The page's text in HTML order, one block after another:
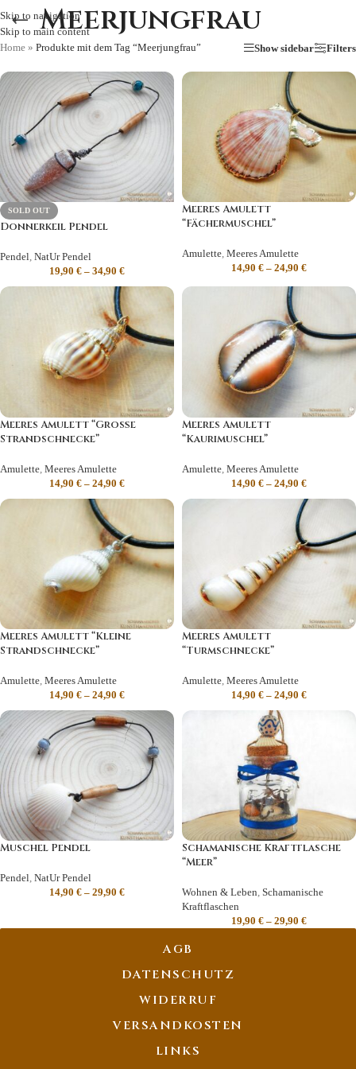
Skip to navigation
Skip to main content
Meerjungfrau
Home » Produkte mit dem Tag “Meerjungfrau” Show sidebar Filters
SOLD OUT
Donnerkeil Pendel
Pendel, NatUr Pendel
19,90 € – 34,90 €
Meeres Amulett
“Fächermuschel”
Amulette, Meeres Amulette
14,90 € – 24,90 €
Meeres Amulett “Große
Strandschnecke”
Amulette Meeres Amulette
14,90 € – 24,90 €
Meeres Amulett
“Kaurimuschel”
Amulette Meeres Amulette
14,90 € – 24,90 €
Meeres Amulett “Kleine
Strandschnecke”
Amulette Meeres Amulette
14,90 € – 24,90 €
Meeres Amulett
“Turmschnecke”
Amulette Meeres Amulette
14,90 € – 24,90 €
Muschel Pendel
Pendel, NatUr Pendel
14,90 € – 29,90 €
Schamanische Kraftflasche
“Meer”
Wohnen & Leben, Schamanische
Kraftflaschen
19,90 € – 29,90 €
AGB
DATENSCHUTZ
WIDERRUF
VERSANDKOSTEN
LINKS